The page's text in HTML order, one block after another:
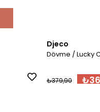
Djeco
Dövme / Lucky
₺379,90